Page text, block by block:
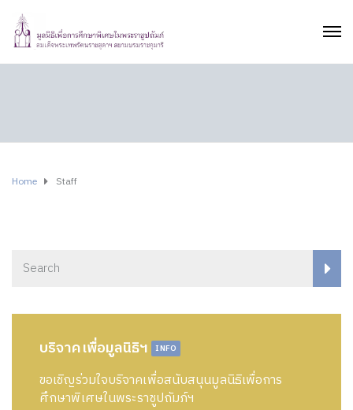
Home Staff
บริจาคเพื่อมูลนิธิฯ INFO
ขอเชิญร่วมใจบริจาคเพื่อสนับสนุนมูลนิธิเพื่อการ
ศึกษาพิเศษในพระราชูปถัมภ์ฯ